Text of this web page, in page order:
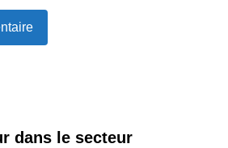
dans le secteur